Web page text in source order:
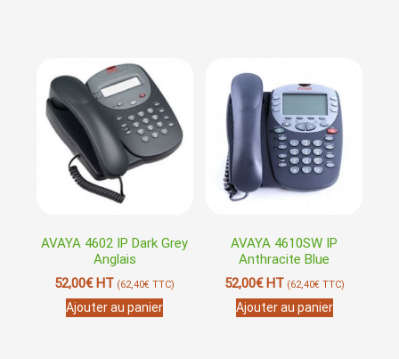
AVAYA 4602 IP Dark Grey
Anglais
52,00€HT (62,40€ TTC)
Ajouter au panier
AVAYA 4610SW IP
Anthracite Blue
52,00€HT (62,40€TTC)
Ajouter au panier